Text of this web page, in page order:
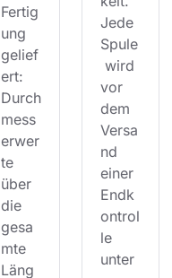
Fertig
ung
gelief
ert:
Durch
mess
erwer
te
über
die
gesa
mte
Läng
Jede
Spule
wird
vor
dem
Versa
nd
einer
Endk
ontrol
le
unter